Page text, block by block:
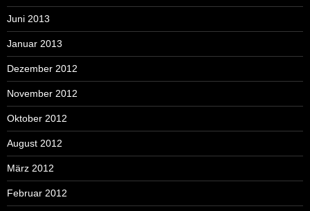
Juni 2013
Januar 2013
Dezember 2012
November 2012
Oktober 2012
August 2012
März 2012
Februar 2012